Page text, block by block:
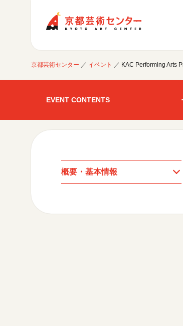
取材／視察・見学／
イベントに参加
開催中のイベント
制作室を使う
制作室の設備
公募情報
京都芸術センター ／ イベント ／ KAC Performing Arts
EVENT CONTENTS
開催中のイベント
月間スケジュール
これまでのイベント
概要・基本情報